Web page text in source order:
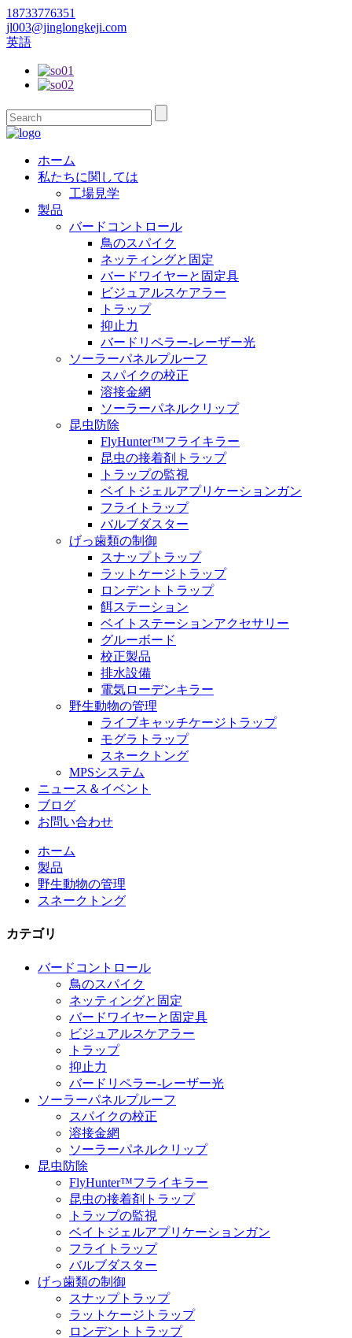
18733776351
jl003@jinglongkeji.com
英語
ホーム
私たちに関しては
工場見学
製品
バードコントロール
鳥のスパイク
ネッティングと固定
バードワイヤーと固定具
ビジュアルスケアラー
トラップ
抑止力
バードリペラー-レーザー光
ソーラーパネルプルーフ
スパイクの校正
溶接金網
ソーラーパネルクリップ
昆虫防除
FlyHunter™フライキラー
昆虫の接着剤トラップ
トラップの監視
ベイトジェルアプリケーションガン
フライトラップ
バルブダスター
げっ歯類の制御
スナップトラップ
ラットケージトラップ
ロンデントトラップ
餌ステーション
ベイトステーションアクセサリー
グルーボード
校正製品
排水設備
電気ローデンキラー
野生動物の管理
ライブキャッチケージトラップ
モグラトラップ
スネークトング
MPSシステム
ニュース＆イベント
ブログ
お問い合わせ
ホーム
製品
野生動物の管理
スネークトング
カテゴリ
バードコントロール
鳥のスパイク
ネッティングと固定
バードワイヤーと固定具
ビジュアルスケアラー
トラップ
抑止力
バードリペラー-レーザー光
ソーラーパネルプルーフ
スパイクの校正
溶接金網
ソーラーパネルクリップ
昆虫防除
FlyHunter™フライキラー
昆虫の接着剤トラップ
トラップの監視
ベイトジェルアプリケーションガン
フライトラップ
バルブダスター
げっ歯類の制御
スナップトラップ
ラットケージトラップ
ロンデントトラップ